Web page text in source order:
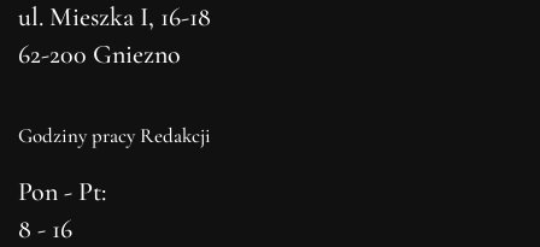
ul. Mieszka I, 16-18
62-200 Gniezno
Godziny pracy Redakcji
Pon - Pt:
8 - 16